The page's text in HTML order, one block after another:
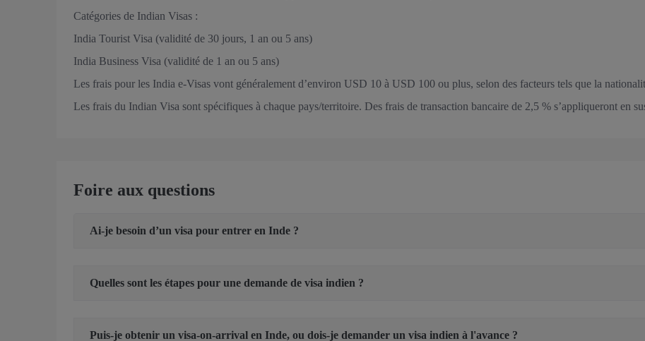
Catégories de Indian Visas :
India Tourist Visa (validité de 30 jours, 1 an ou 5 ans)
India Business Visa (validité de 1 an ou 5 ans)
Les frais pour les India e-Visas vont généralement d’environ USD 10 à USD 100 ou plus, selon des facteurs tels que la
Les frais du Indian Visa sont spécifiques à chaque pays/territoire. Des frais de transaction bancaire de 2,5 % s’appliqueront en
Foire aux questions
Ai-je besoin d’un visa pour entrer en Inde ?
Quelles sont les étapes pour une demande de visa indien ?
Puis-je obtenir un visa-on-arrival en Inde, ou dois-je demander un visa indien à l'avance ?